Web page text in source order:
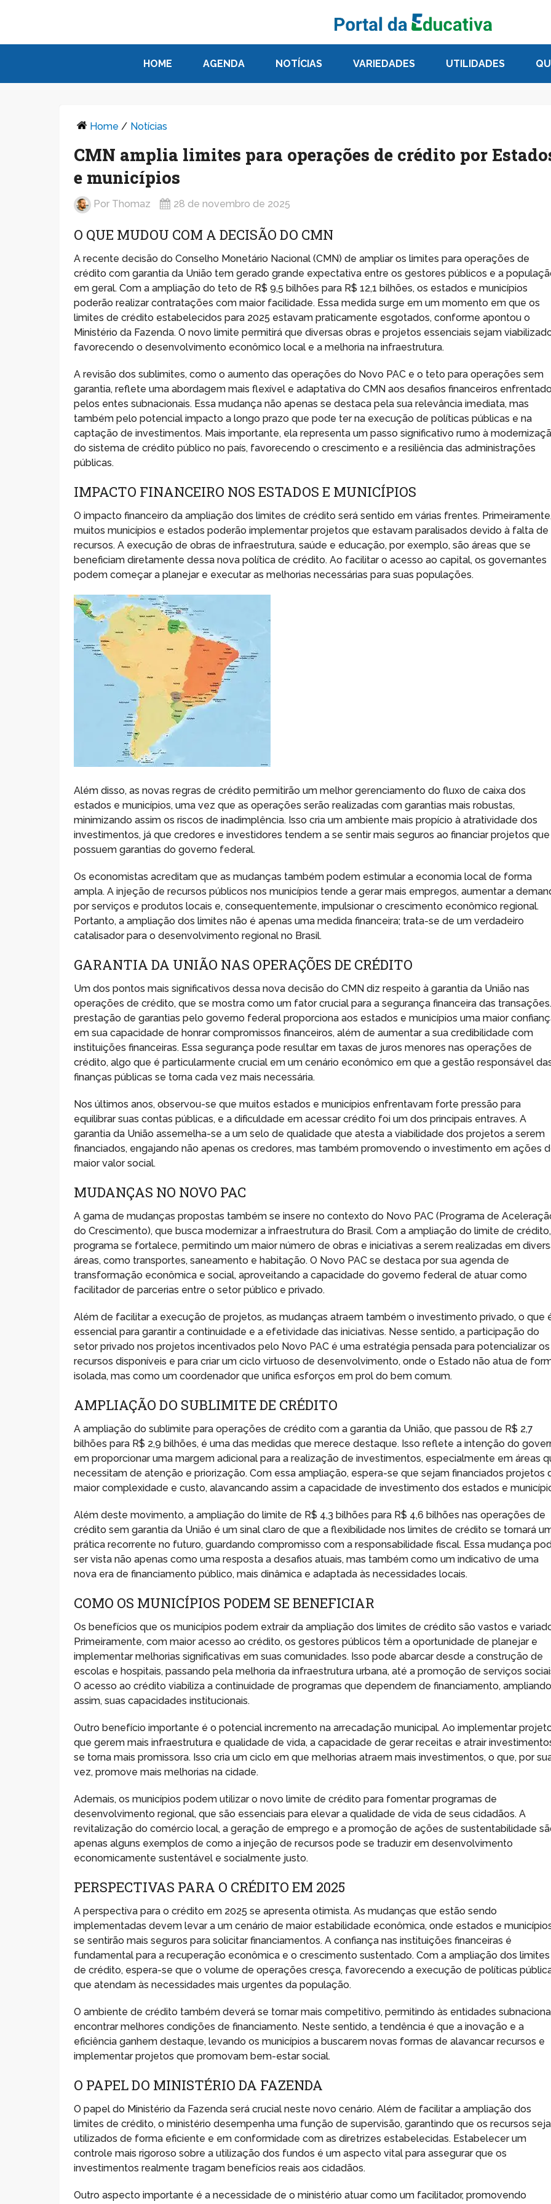
HOME AGENDA NOTÍCIAS VARIEDADES UTILIDADES
Home / Notícias
CMN amplia limites para operações de crédito por
e municípios
Por Thomaz 28 de novembro de 2025
O QUE MUDOU COM A DECISÃO DO CMN
A recente decisão do Conselho Monetário Nacional (CMN) de ampliar os limites para operações de
crédito com garantia da União tem gerado grande expectativa entre os gestores públicos e a
em geral. Com a ampliação do teto de R$ 9,5 bilhões para R$ 12,1 bilhões, os estados e municípios
poderão realizar contratações com maior facilidade. Essa medida surge em um momento em que os
limites de crédito estabelecidos para 2025 estavam praticamente esgotados, conforme apontou o
Ministério da Fazenda. O novo limite permitirá que diversas obras e projetos essenciais sejam
favorecendo o desenvolvimento econômico local e a melhoria na infraestrutura.
A revisão dos sublimites, como o aumento das operações do Novo PAC e o teto para operações sem
garantia, reflete uma abordagem mais flexível e adaptativa do CMN aos desafios financeiros
pelos entes subnacionais. Essa mudança não apenas se destaca pela sua relevância imediata, mas
também pelo potencial impacto a longo prazo que pode ter na execução de políticas públicas e na
captação de investimentos. Mais importante, ela representa um passo significativo rumo à
do sistema de crédito público no país, favorecendo o crescimento e a resiliência das administrações
públicas.
IMPACTO FINANCEIRO NOS ESTADOS E MUNICÍPIOS
O impacto financeiro da ampliação dos limites de crédito será sentido em várias frentes.
muitos municípios e estados poderão implementar projetos que estavam paralisados devido à falta de
recursos. A execução de obras de infraestrutura, saúde e educação, por exemplo, são áreas que se
beneficiam diretamente dessa nova política de crédito. Ao facilitar o acesso ao capital, os governantes
podem começar a planejar e executar as melhorias necessárias para suas populações.
Além disso, as novas regras de crédito permitirão um melhor gerenciamento do fluxo de caixa dos
estados e municípios, uma vez que as operações serão realizadas com garantias mais robustas,
minimizando assim os riscos de inadimplência. Isso cria um ambiente mais propício à atratividade dos
investimentos, já que credores e investidores tendem a se sentir mais seguros ao financiar projetos que
possuem garantias do governo federal.
Os economistas acreditam que as mudanças também podem estimular a economia local de forma
ampla. A injeção de recursos públicos nos municípios tende a gerar mais empregos, aumentar a
por serviços e produtos locais e, consequentemente, impulsionar o crescimento econômico regional.
Portanto, a ampliação dos limites não é apenas uma medida financeira; trata-se de um verdadeiro
catalisador para o desenvolvimento regional no Brasil.
GARANTIA DA UNIÃO NAS OPERAÇÕES DE CRÉDITO
Um dos pontos mais significativos dessa nova decisão do CMN diz respeito à garantia da União nas
operações de crédito, que se mostra como um fator crucial para a segurança financeira das
prestação de garantias pelo governo federal proporciona aos estados e municípios uma maior
em sua capacidade de honrar compromissos financeiros, além de aumentar a sua credibilidade com
instituições financeiras. Essa segurança pode resultar em taxas de juros menores nas operações de
crédito, algo que é particularmente crucial em um cenário econômico em que a gestão responsável
finanças públicas se torna cada vez mais necessária.
Nos últimos anos, observou-se que muitos estados e municípios enfrentavam forte pressão para
equilibrar suas contas públicas, e a dificuldade em acessar crédito foi um dos principais entraves. A
garantia da União assemelha-se a um selo de qualidade que atesta a viabilidade dos projetos a serem
financiados, engajando não apenas os credores, mas também promovendo o investimento em ações
maior valor social.
MUDANÇAS NO NOVO PAC
A gama de mudanças propostas também se insere no contexto do Novo PAC (Programa de
do Crescimento), que busca modernizar a infraestrutura do Brasil. Com a ampliação do limite de
programa se fortalece, permitindo um maior número de obras e iniciativas a serem realizadas em
áreas, como transportes, saneamento e habitação. O Novo PAC se destaca por sua agenda de
transformação econômica e social, aproveitando a capacidade do governo federal de atuar como
facilitador de parcerias entre o setor público e privado.
Além de facilitar a execução de projetos, as mudanças atraem também o investimento privado, o que
essencial para garantir a continuidade e a efetividade das iniciativas. Nesse sentido, a participação do
setor privado nos projetos incentivados pelo Novo PAC é uma estratégia pensada para potencializar os
recursos disponíveis e para criar um ciclo virtuoso de desenvolvimento, onde o Estado não atua de
isolada, mas como um coordenador que unifica esforços em prol do bem comum.
AMPLIAÇÃO DO SUBLIMITE DE CRÉDITO
A ampliação do sublimite para operações de crédito com a garantia da União, que passou de R$ 2,7
bilhões para R$ 2,9 bilhões, é uma das medidas que merece destaque. Isso reflete a intenção do
em proporcionar uma margem adicional para a realização de investimentos, especialmente em áreas
necessitam de atenção e priorização. Com essa ampliação, espera-se que sejam financiados projetos
maior complexidade e custo, alavancando assim a capacidade de investimento dos estados e
Além deste movimento, a ampliação do limite de R$ 4,3 bilhões para R$ 4,6 bilhões nas operações de
crédito sem garantia da União é um sinal claro de que a flexibilidade nos limites de crédito se tornará
prática recorrente no futuro, guardando compromisso com a responsabilidade fiscal. Essa mudança
ser vista não apenas como uma resposta a desafios atuais, mas também como um indicativo de uma
nova era de financiamento público, mais dinâmica e adaptada às necessidades locais.
COMO OS MUNICÍPIOS PODEM SE BENEFICIAR
Os benefícios que os municípios podem extrair da ampliação dos limites de crédito são vastos e
Primeiramente, com maior acesso ao crédito, os gestores públicos têm a oportunidade de planejar e
implementar melhorias significativas em suas comunidades. Isso pode abarcar desde a construção de
escolas e hospitais, passando pela melhoria da infraestrutura urbana, até a promoção de serviços
O acesso ao crédito viabiliza a continuidade de programas que dependem de financiamento,
assim, suas capacidades institucionais.
Outro benefício importante é o potencial incremento na arrecadação municipal. Ao implementar
que gerem mais infraestrutura e qualidade de vida, a capacidade de gerar receitas e atrair
se torna mais promissora. Isso cria um ciclo em que melhorias atraem mais investimentos, o que, por
vez, promove mais melhorias na cidade.
Ademais, os municípios podem utilizar o novo limite de crédito para fomentar programas de
desenvolvimento regional, que são essenciais para elevar a qualidade de vida de seus cidadãos. A
revitalização do comércio local, a geração de emprego e a promoção de ações de sustentabilidade
apenas alguns exemplos de como a injeção de recursos pode se traduzir em desenvolvimento
economicamente sustentável e socialmente justo.
PERSPECTIVAS PARA O CRÉDITO EM 2025
A perspectiva para o crédito em 2025 se apresenta otimista. As mudanças que estão sendo
implementadas devem levar a um cenário de maior estabilidade econômica, onde estados e
se sentirão mais seguros para solicitar financiamentos. A confiança nas instituições financeiras é
fundamental para a recuperação econômica e o crescimento sustentado. Com a ampliação dos limites
de crédito, espera-se que o volume de operações cresça, favorecendo a execução de políticas
que atendam às necessidades mais urgentes da população.
O ambiente de crédito também deverá se tornar mais competitivo, permitindo às entidades
encontrar melhores condições de financiamento. Neste sentido, a tendência é que a inovação e a
eficiência ganhem destaque, levando os municípios a buscarem novas formas de alavancar recursos e
implementar projetos que promovam bem-estar social.
O PAPEL DO MINISTÉRIO DA FAZENDA
O papel do Ministério da Fazenda será crucial neste novo cenário. Além de facilitar a ampliação dos
limites de crédito, o ministério desempenha uma função de supervisão, garantindo que os recursos
utilizados de forma eficiente e em conformidade com as diretrizes estabelecidas. Estabelecer um
controle mais rigoroso sobre a utilização dos fundos é um aspecto vital para assegurar que os
investimentos realmente tragam benefícios reais aos cidadãos.
Outro aspecto importante é a necessidade de o ministério atuar como um facilitador, promovendo